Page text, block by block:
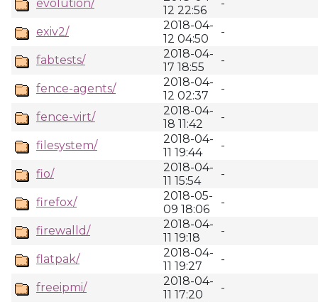
evolution/
12 22:56
-
exiv2/
2018-04-
12 04:50
-
fabtests/
2018-04-
17 18:55
-
fence-agents/
2018-04-
12 02:37
-
fence-virt/
2018-04-
18 11:42
-
filesystem/
2018-04-
11 19:44
-
fio/
2018-04-
11 15:54
-
firefox/
2018-05-
09 18:06
-
firewalld/
2018-04-
11 19:18
-
flatpak/
2018-04-
11 19:27
-
freeipmi/
2018-04-
11 17:20
-